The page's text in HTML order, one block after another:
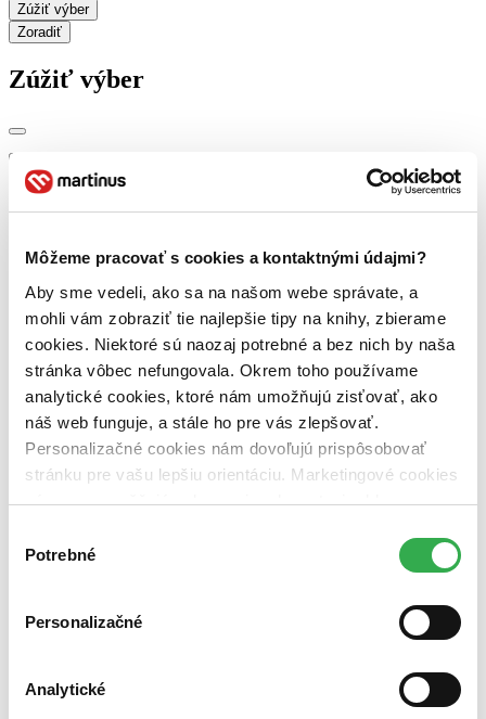
Môžeme pracovať s cookies a kontaktnými údajmi?
Aby sme vedeli, ako sa na našom webe správate, a
mohli vám zobraziť tie najlepšie tipy na knihy, zbierame
cookies. Niektoré sú naozaj potrebné a bez nich by naša
stránka vôbec nefungovala. Okrem toho používame
analytické cookies, ktoré nám umožňujú zisťovať, ako
náš web funguje, a stále ho pre vás zlepšovať.
Personalizačné cookies nám dovoľujú prispôsobovať
stránku pre vašu lepšiu orientáciu. Marketingové cookies
nám zas umožňujú zobrazenie relevantnej reklamy.
nám pomohlo, keby sme mohli používať všetky tieto
súhlasu
Potrebné
Personalizačné
Analytické
Zúžiť výber
Zoradiť
Zúžiť výber
novinky (0 titulov)
zľavnené tituly (0 titulov)zľavnené tituly
Dostupnosť
na centrálnom sklade (0 titulov)
na centrálnom sklade
predpredaj (0 titulov)predpredaj
pripravujeme (0 titulov)pripravujeme
dostupná (bez vypredaných) (0 titulov)
dostupná (bez
vypredaných)
Nové / čítané
nová (0 titulov)nová
čítaná (0 titulov) čítaná
čítaná - výborný stav (0 titulov)čítaná - výborný stav
čítaná - mierne opotrebovaná (0 titulov)čítaná - mierne
opotrebovaná
Zoradiť